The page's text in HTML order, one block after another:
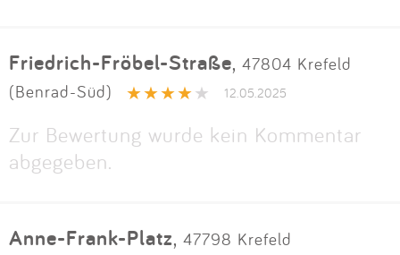
Friedrich-Fröbel-Straße, 47804 Krefeld
(Benrad-Süd)
12.05.2025
Zur Bewertung wurde kein Kommentar
abgegeben.
Anne-Frank-Platz, 47798 Krefeld